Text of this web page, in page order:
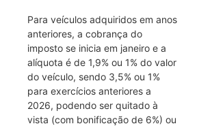
Para veículos adquiridos em anos
anteriores, a cobrança do
imposto se inicia em janeiro e a
alíquota é de 1,9% ou 1% do valor
do veículo, sendo 3,5% ou 1%
para exercícios anteriores a
2026, podendo ser quitado à
vista (com bonificação de 6%) ou